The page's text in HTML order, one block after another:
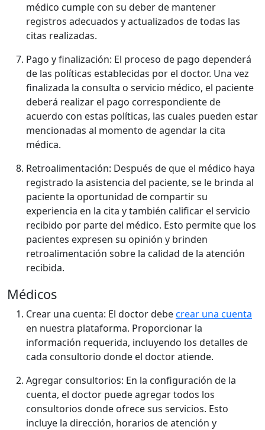
médico cumple con su deber de mantener
registros adecuados y actualizados de todas las
citas realizadas.
Pago y finalización: El proceso de pago dependerá
de las políticas establecidas por el doctor. Una vez
finalizada la consulta o servicio médico, el paciente
deberá realizar el pago correspondiente de
acuerdo con estas políticas, las cuales pueden estar
mencionadas al momento de agendar la cita
médica.
Retroalimentación: Después de que el médico haya
registrado la asistencia del paciente, se le brinda al
paciente la oportunidad de compartir su
experiencia en la cita y también calificar el servicio
recibido por parte del médico. Esto permite que los
pacientes expresen su opinión y brinden
retroalimentación sobre la calidad de la atención
recibida.
Médicos
Crear una cuenta: El doctor debecrear una cuenta
en nuestra plataforma. Proporcionar la
información requerida, incluyendo los detalles de
cada consultorio donde el doctor atiende.
Agregar consultorios: En la configuración de la
cuenta, el doctor puede agregar todos los
consultorios donde ofrece sus servicios. Esto
incluye la dirección, horarios de atención y